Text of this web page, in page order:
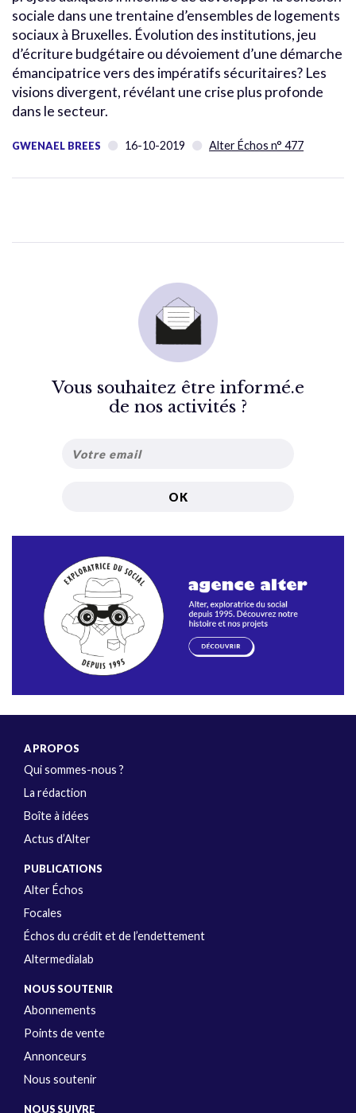
sociale dans une trentaine d’ensembles de logements
sociaux à Bruxelles. Évolution des institutions, jeu
d’écriture budgétaire ou dévoiement d’une démarche
émancipatrice vers des impératifs sécuritaires? Les
visions divergent, révélant une crise plus profonde
dans le secteur.
GWENAEL BREES 16-10-2019 Alter Échos n° 477
Vous souhaitez être informé.e
de nos activités ?
A PROPOS
Qui sommes-nous ?
La rédaction
Boîte à idées
Actus d’Alter
PUBLICATIONS
Alter Échos
Focales
Échos du crédit et de l’endettement
Altermedialab
NOUS SOUTENIR
Abonnements
Points de vente
Annonceurs
Nous soutenir
NOUS SUIVRE